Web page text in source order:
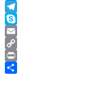
Messenger
Telegram
Skype
Email
Copy
Link
Print